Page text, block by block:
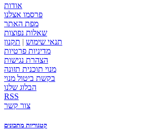
אודות
פרסמו אצלנו
מפת האתר
שאלות נפוצות
תנאי שימוש | תקנון
מדיניות פרטיות
הצהרת נגישות
מנוי תוכנית תזונה
בקשת ביטול מנוי
הבלוג שלנו
RSS
צור קשר
קטגוריות מתכונים